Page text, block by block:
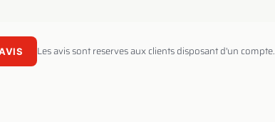
Les avis sont reserves aux clients disposant d'un compte.